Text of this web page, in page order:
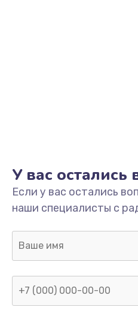
У вас остались
Если у вас остались
наши специалисты с